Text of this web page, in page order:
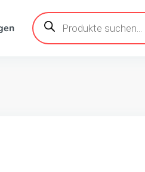
Products
search